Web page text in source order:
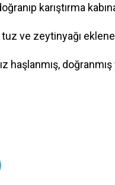
karıştırma
ve zeytinyağı
haşlanmış,